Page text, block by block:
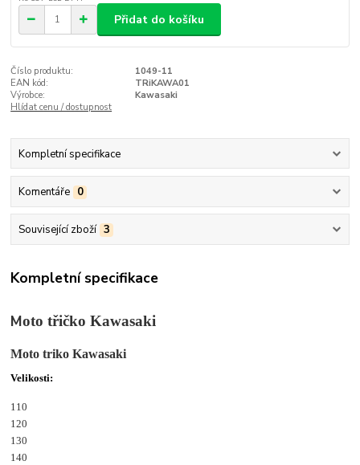
Přidat do košíku
Číslo produktu:
1049-11
EAN kód:
TRiKAWA01
Výrobce:
Kawasaki
Hlídat cenu / dostupnost
Kompletní specifikace
Komentáře 0
Související zboží 3
Kompletní specifikace
Moto třičko Kawasaki
Moto triko Kawasaki
Velikosti:
110
120
130
140